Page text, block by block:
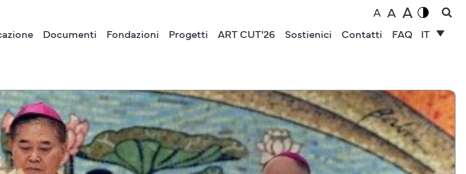
A A A
Documenti Fondazioni Progetti ART CUT'26 Sostienici Contatti FAQ IT
NOTIZIE